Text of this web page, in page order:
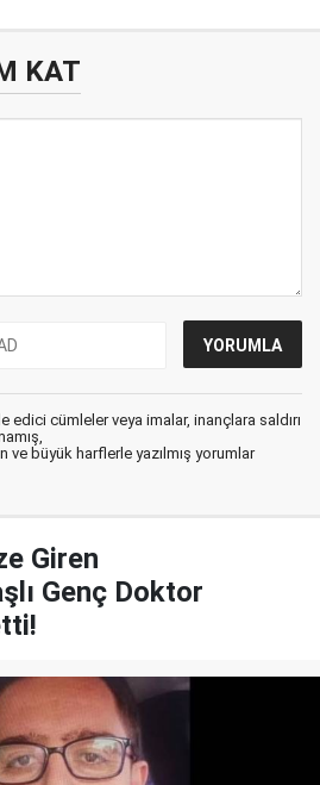
KAT
edici cümleler veya imalar, inançlara saldırı
ve büyük harflerle yazılmış yorumlar
Giren
Genç Doktor